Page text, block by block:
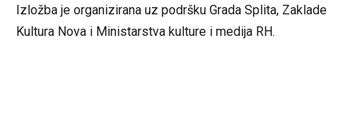
Izložba je organizirana uz podršku Grada Splita, Zaklade
Kultura Nova i Ministarstva kulture i medija RH.